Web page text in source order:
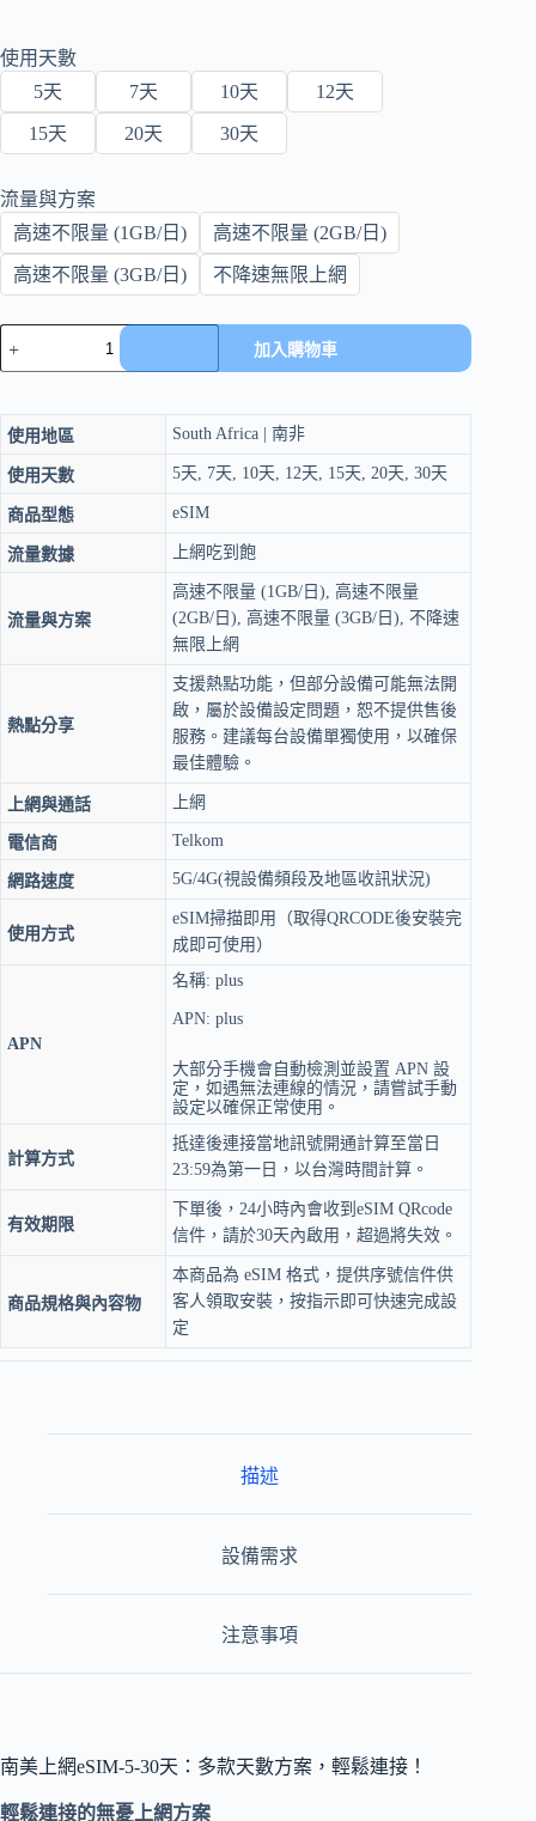
使用天數
5天
7天 10天 12天
15天 20天 30天
流量與方案
高速不限量 (1GB/日)
高速不限量 (2GB/日)
高速不限量 (3GB/日) 不降速無限上網
eSIM
南
網
5-
30
天
｜
4G/5G
吃
飽
量
加入購物車
使用地區 South Africa | 南非
使用天數 5天, 7天, 10天, 12天, 15天, 20天, 30天
商品型態 eSIM
流量數據 上網吃到飽
流量與方案
高速不限量 (1GB/日), 高速不限量
(2GB/日), 高速不限量 (3GB/日), 不降速
無限上網
熱點分享
支援熱點功能，但部分設備可能無法開
啟，屬於設備設定問題，恕不提供售後
服務。建議每台設備單獨使用，以確保
最佳體驗。
上網與通話 上網
電信商 Telkom
網路速度 5G/4G(視設備頻段及地區收訊狀況)
使用方式
eSIM掃描即用（取得QRCODE後安裝完
成即可使用）
APN
名稱: plus
APN: plus
大部分手機會自動檢測並設置 APN 設
定，如遇無法連線的情況，請嘗試手動
設定以確保正常使用。
計算方式
抵達後連接當地訊號開通計算至當日
23:59為第一日，以台灣時間計算。
有效期限
下單後，24小時內會收到eSIM QRcode
信件，請於30天內啟用，超過將失效。
商品規格與內容物
本商品為 eSIM 格式，提供序號信件供
客人領取安裝，按指示即可快速完成設
定
描述
設備需求
注意事項
南美上網eSIM-5-30天：多款天數方案，輕鬆連接！
輕鬆連接的無憂上網方案